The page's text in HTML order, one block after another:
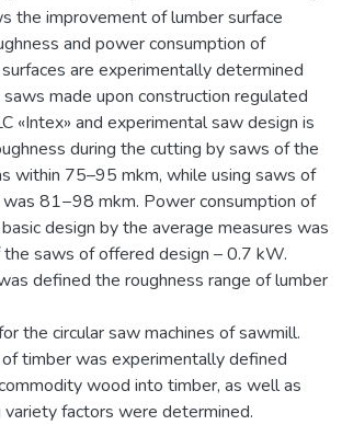
the improvement of lumber surface
and power consumption of
are experimentally determined
made upon construction regulated
«Intex» and experimental saw design is
during the cutting by saws of the
within 75–95 mkm, while using saws of
was 81−98 mkm. Power consumption of
design by the average measures was
saws of offered design – 0.7 kW.
defined the roughness range of lumber
the circular saw machines of sawmill.
timber was experimentally defined
wood into timber, as well as
factors were determined.